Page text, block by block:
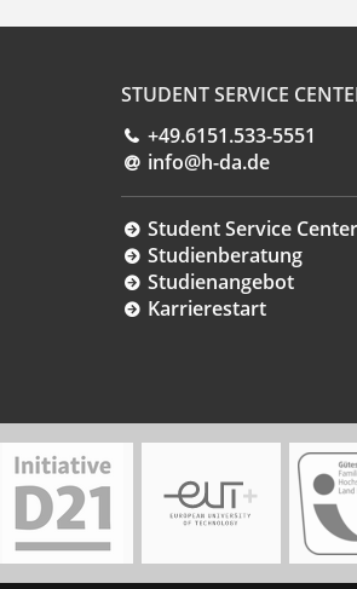
STUDENT SERVICE
+49.6151.533-5551
info@h-da.de
Student Service Center
Studienberatung
Studienangebot
Karrierestart